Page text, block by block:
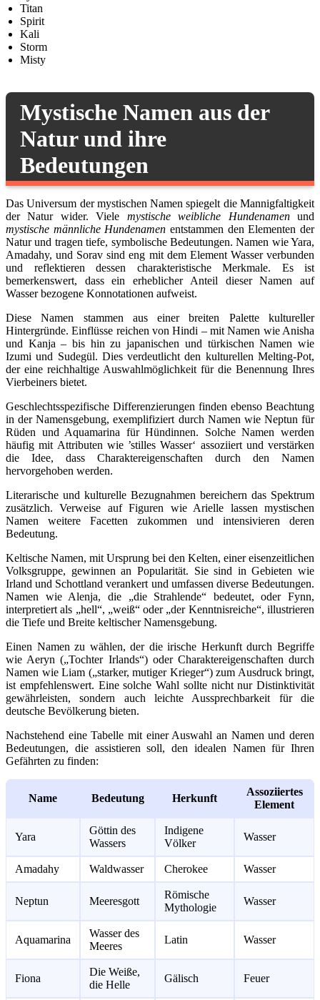
Titan
Spirit
Kali
Storm
Misty
Mystische Namen aus der
Natur und ihre
Bedeutungen
Das Universum der mystischen Namen spiegelt die Mannigfaltigkeit
der Natur wider. Viele mystische weibliche Hundenamenund
mystische männliche Hundenamen entstammen den Elementen der
Natur und tragen tiefe, symbolische Bedeutungen. Namen wie Yara,
Amadahy, und Sorav sind eng mit dem Element Wasser verbunden
und reflektieren dessen charakteristische Merkmale. Es ist
bemerkenswert, dass ein erheblicher Anteil dieser Namen auf
Wasser bezogene Konnotationen aufweist.
Diese Namen stammen aus einer breiten Palette kultureller
Hintergründe. Einflüsse reichen von Hindi – mit Namen wie Anisha
und Kanja – bis hin zu japanischen und türkischen Namen wie
Izumi und Sudegül. Dies verdeutlicht den kulturellen Melting-Pot,
der eine reichhaltige Auswahlmöglichkeit für die Benennung Ihres
Vierbeiners bietet.
Geschlechtsspezifische Differenzierungen finden ebenso Beachtung
in der Namensgebung, exemplifiziert durch Namen wie Neptun für
Rüden und Aquamarina für Hündinnen. Solche Namen werden
häufig mit Attributen wie ’stilles Wasser‘ assoziiert und verstärken
die Idee, dass Charaktereigenschaften durch den Namen
hervorgehoben werden.
Literarische und kulturelle Bezugnahmen bereichern das Spektrum
zusätzlich. Verweise auf Figuren wie Arielle lassen mystischen
Namen weitere Facetten zukommen und intensivieren deren
Bedeutung.
Keltische Namen, mit Ursprung bei den Kelten, einer eisenzeitlichen
Volksgruppe, gewinnen an Popularität. Sie sind in Gebieten wie
Irland und Schottland verankert und umfassen diverse Bedeutungen.
Namen wie Alenja, die „die Strahlende“ bedeutet, oder Fynn,
interpretiert als „hell“, „weiß“ oder „der Kenntnisreiche“, illustrieren
die Tiefe und Breite keltischer Namensgebung.
Einen Namen zu wählen, der die irische Herkunft durch Begriffe
wie Aeryn („Tochter Irlands“) oder Charaktereigenschaften durch
Namen wie Liam („starker, mutiger Krieger“) zum Ausdruck bringt,
ist empfehlenswert. Eine solche Wahl sollte nicht nur Distinktivität
gewährleisten, sondern auch leichte Aussprechbarkeit für die
deutsche Bevölkerung bieten.
Nachstehend eine Tabelle mit einer Auswahl an Namen und deren
Bedeutungen, die assistieren soll, den idealen Namen für Ihren
Gefährten zu finden:
Name Bedeutung Herkunft
Assoziiertes
Element
Yara
Göttin des
Wassers
Indigene
Völker
Wasser
Amadahy Waldwasser Cherokee Wasser
Neptun Meeresgott
Römische
Mythologie
Wasser
Aquamarina
Wasser des
Meeres
Latin Wasser
Fiona
Die Weiße,
die Helle
Gälisch Feuer